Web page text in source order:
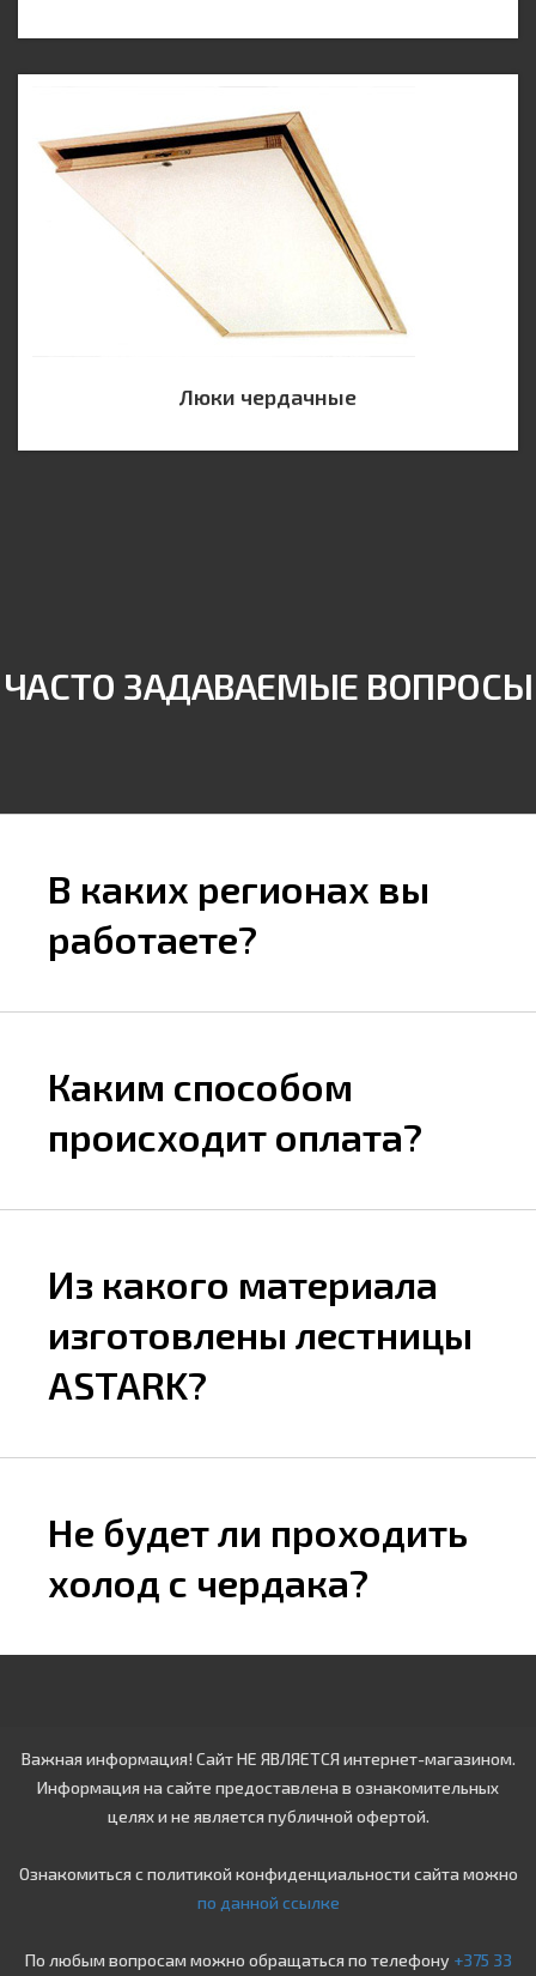
Люки чердачные
ЧАСТО ЗАДАВАЕМЫЕ ВОПРОСЫ
В каких регионах вы
работаете?
Каким способом
происходит оплата?
Из какого материала
изготовлены лестницы
ASTARK?
Не будет ли проходить
холод с чердака?
Важная информация! Сайт НЕ ЯВЛЯЕТСЯ интернет-магазином.
Информация на сайте предоставлена в ознакомительных
целях и не является публичной офертой.
Ознакомиться с политикой конфиденциальности сайта можно
по данной ссылке
По любым вопросам можно обращаться по телефону +375 33